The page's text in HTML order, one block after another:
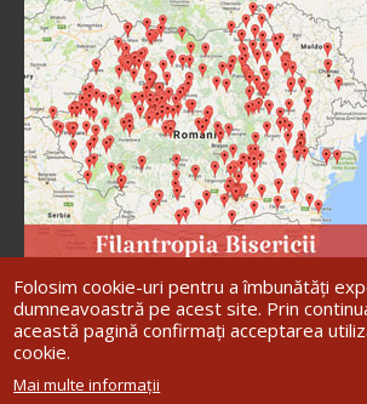
Arhiepiscopia Iașilor | ©
Folosim cookie-uri pentru a îmbunătăți
dumneavoastră pe acest site. Prin
această pagină confirmați acceptarea
cookie.
Mai multe informații